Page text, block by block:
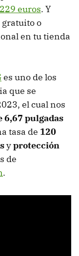
229 euros. Y
gratuito o
en tu tienda
es uno de los
que se
el cual nos
6,67 pulgadas
tasa de 120
yprotección
de
.